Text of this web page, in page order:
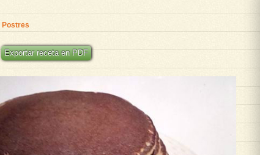
Postres
Exportar receta en PDF